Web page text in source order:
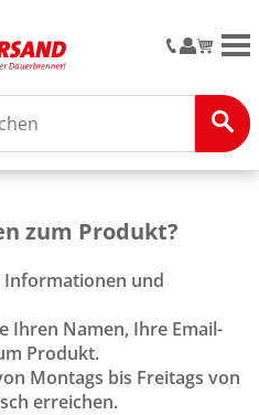
zum Produkt?
Informationen und
Ihren Namen, Ihre Email-
Produkt.
Montags bis Freitags von
erreichen.